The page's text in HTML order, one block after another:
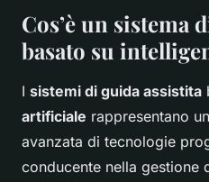
Cos’è un sistema
basato su
I sistemi di guida assistita
artificiale rappresentano
avanzata di tecnologie
conducente nella gestione